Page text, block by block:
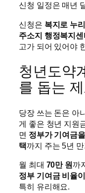
신청 일정은 매년
신청은 복지로 누
주소지 행정복지
고가 되어 있어야
청년도약
를 돕는
당장 쓰는 돈은 아
게 좋은 청년 지원
면 정부가 기여금
택까지 주는 5년
월 최대 70만 원까
정부 기여금 비율
특히 유리해요.